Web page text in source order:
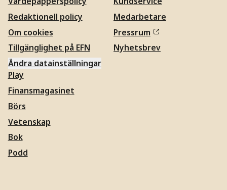
Redaktionell policy
Om cookies
Tillgänglighet på EFN
Ändra datainställningar
Medarbetare
Pressrum
Nyhetsbrev
Play
Finansmagasinet
Börs
Vetenskap
Bok
Podd